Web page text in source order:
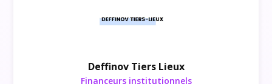
Deffinov Tiers Lieux
Financeurs institutionnels